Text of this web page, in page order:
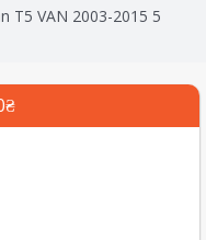
T5 VAN 2003-2015 5